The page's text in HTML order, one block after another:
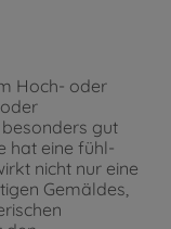
Hoch- oder
gut
hat eine fühl-
nicht nur eine
Gemäldes,